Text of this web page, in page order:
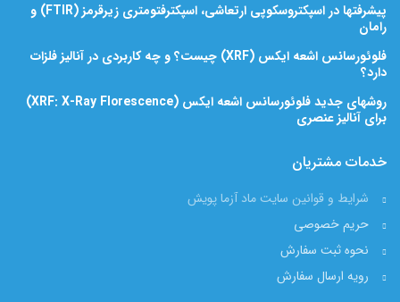
پیشرفتها در اسپکتروسکوپی ارتعاشی، اسپکترفتومتری زیرقرمز (FTIR) و
رامان
فلوئورسانس اشعه ایکس (XRF) چیست؟ و چه کاربردی در آنالیز فلزات
دارد؟
روشهای جدید فلوئورسانس اشعه ایکس (XRF: X-Ray Florescence)
برای آنالیز عنصری
خدمات مشتریان
شرایط و قوانین سایت ماد آزما پویش
حریم خصوصی
نحوه ثبت سفارش
رویه ارسال سفارش